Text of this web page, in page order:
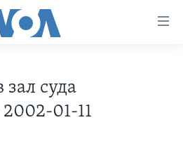
зал суда
01-11